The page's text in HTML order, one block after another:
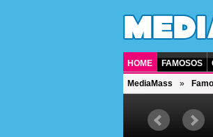
HOME FAMOSOS
MediaMass
atriz norte-americana